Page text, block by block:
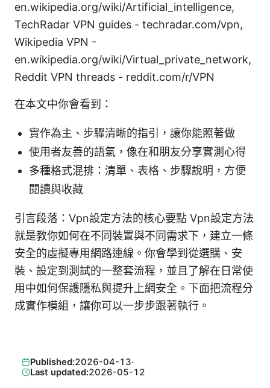
en.wikipedia.org/wiki/Artificial_intelligence,
TechRadar VPN guides - techradar.com/vpn,
Wikipedia VPN -
en.wikipedia.org/wiki/Virtual_private_network,
Reddit VPN threads - reddit.com/r/VPN
在本文中你會看到：
實作為主、步驟清晰的指引，讓你能照著做
使用者友善的語氣，像在和朋友分享實測心得
多種格式混排：清單、表格、步驟說明，方便
閱讀與收藏
引言段落：Vpn設定方法的核心要點 Vpn設定方法
就是教你如何在不同裝置與不同需求下，建立一條
安全的虛擬專用網路連線。你會學到從選購、安
裝、設定到測試的一整套流程，並且了解在日常使
用中如何保護隱私與提升上網安全。下面把流程分
成實作模組，讓你可以一步步跟著執行。
Published:2026-04-13·
Last updated:2026-05-12